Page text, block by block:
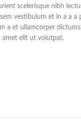
scelerisque nibh
vestibulum et in a a
a et ullamcorper
amet elit ut volutpat.